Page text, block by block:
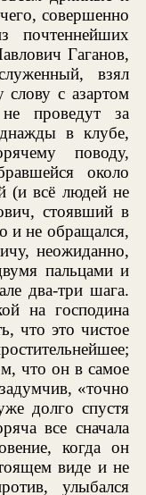
совершенно
почтеннейших
Гаганов,
взял
с азартом
проведут за
в клубе,
поводу,
около
(и всё людей не
стоявший в
и не обращался,
неожиданно,
пальцами и
два-три шага.
на господина
что это чистое
что он в самое
«точно
долго спустя
все сначала
когда он
виде и не
улыбался